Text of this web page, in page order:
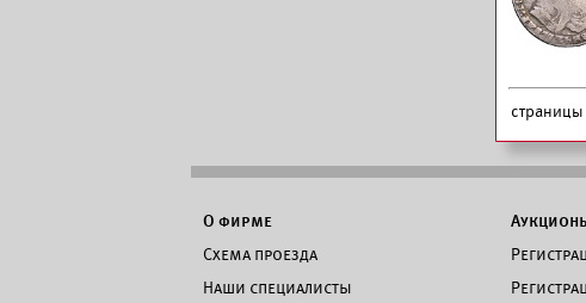
страницы
О фирме
Схема проезда
Наши специалисты